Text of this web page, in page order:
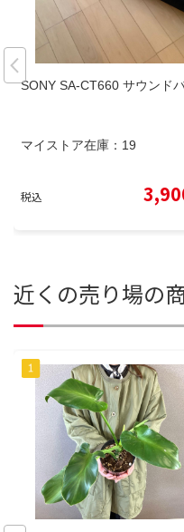
SONY SA-CT660 サウンド
マイストア在庫： 19
税込
近くの売り場の